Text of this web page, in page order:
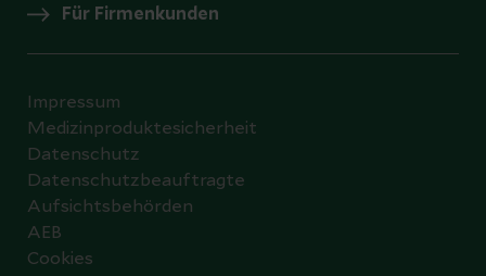
Für Firmenkunden
Impressum
Medizinproduktesicherheit
Datenschutz
Datenschutzbeauftragte
Aufsichtsbehörden
AEB
Cookies